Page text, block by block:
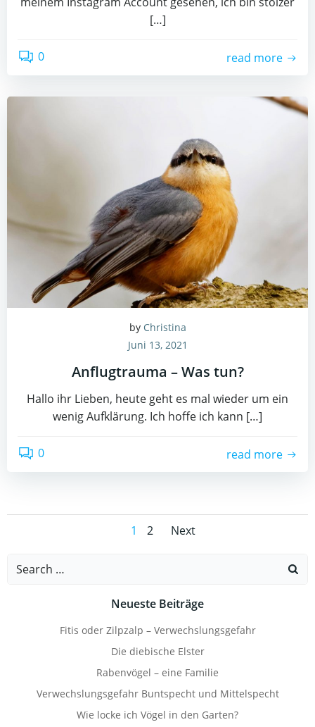
[…]
0 read more
by Christina
Juni 13, 2021
Anflugtrauma – Was tun?
Hallo ihr Lieben, heute geht es mal wieder um ein
wenig Aufklärung. Ich hoffe ich kann […]
0 read more
Posts
Page
1 Page
2
Posts
navigation
Next
Search
Neueste Beiträge
Fitis oder Zilpzalp – Verwechslungsgefahr
Die diebische Elster
Rabenvögel – eine Familie
Verwechslungsgefahr Buntspecht und Mittelspecht
Wie locke ich Vögel in den Garten?